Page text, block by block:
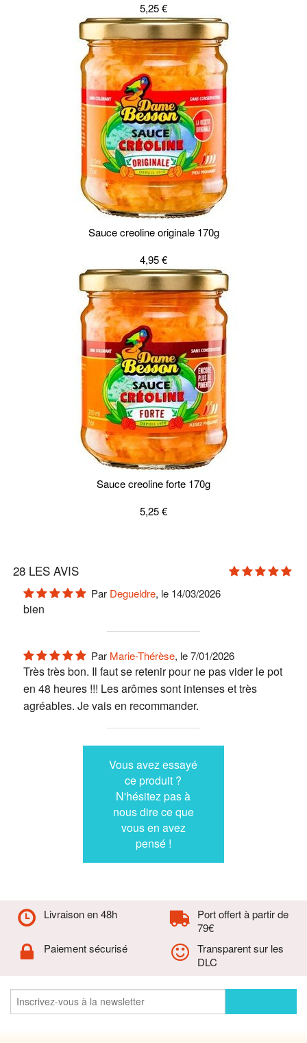
5,25 €
Sauce creoline originale 170g
4,95 €
Sauce creoline forte 170g
5,25 €
28LES AVIS
Par Degueldre, le 14/03/2026
bien
Par Marie-Thérèse, le 7/01/2026
Très très bon. Il faut se retenir pour ne pas vider le pot
en 48 heures !!! Les arômes sont intenses et très
agréables. Je vais en recommander.
Vous avez essayé
ce produit ?
N'hésitez pas à
nous dire ce que
vous en avez
pensé !
Livraison en 48h
Port offert à partir de
79€
Paiement sécurisé
Transparent sur les
DLC